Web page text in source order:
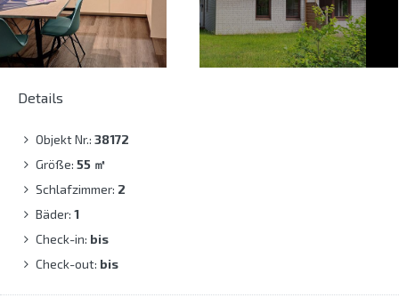
Details
Objekt Nr.: 38172
Größe: 55 ㎡
Schlafzimmer: 2
Bäder: 1
Check-in: bis
Check-out: bis